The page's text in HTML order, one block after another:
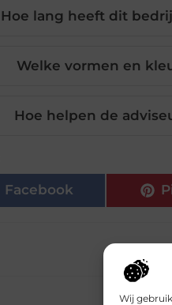
Wij
Hoe lang heeft dit
Welke vormen en
Hoe helpen de
Facebook